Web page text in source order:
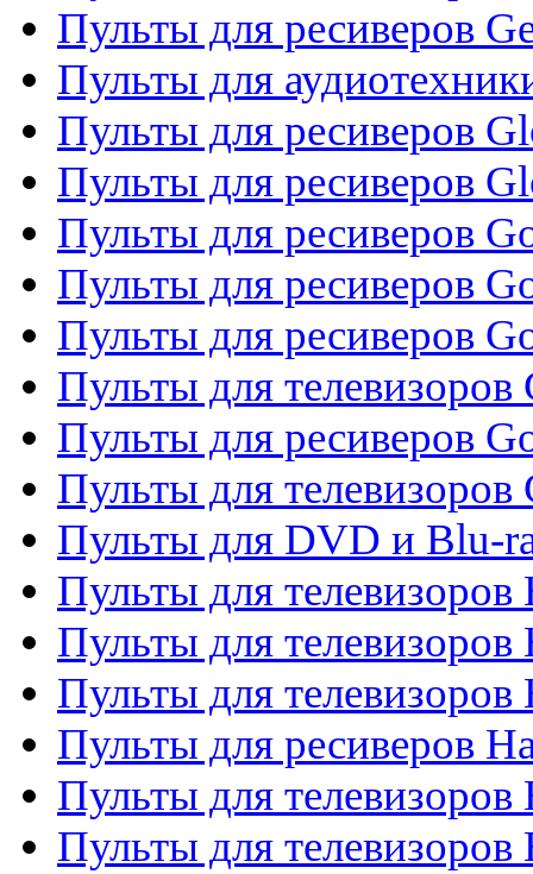
Пульты для ресиверов
Пульты для
Пульты для ресиверов
Пульты для ресиверов
Пульты для ресиверов
Пульты для ресиверов
Пульты для ресиверов
Пульты для телевизоров
Пульты для ресиверов
Пульты для телевизоров
Пульты для DVD и Blu-
Пульты для телевизоров
Пульты для телевизоров
Пульты для
Пульты для ресиверов
Пульты для телевизоров
Пульты для телевизоров